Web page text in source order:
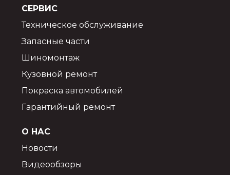
СЕРВИС
Техническое обслуживание
Запасные части
Шиномонтаж
Кузовной ремонт
Покраска автомобилей
Гарантийный ремонт
О НАС
Новости
Видеообзоры